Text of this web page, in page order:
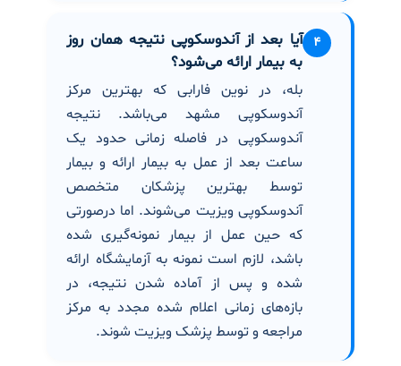
۴
آیا بعد از آندوسکوپی نتیجه همان روز
به بیمار ارائه می‌شود؟
بله، در نوین فارابی که بهترین مرکز
آندوسکوپی مشهد می‌باشد. نتیجه
آندوسکوپی در فاصله زمانی حدود یک
ساعت بعد از عمل به بیمار ارائه و بیمار
توسط بهترین پزشکان متخصص
آندوسکوپی ویزیت می‌شوند. اما درصورتی
که حین عمل از بیمار نمونه‌گیری شده
باشد، لازم است نمونه به آزمایشگاه ارائه
شده و پس از آماده شدن نتیجه، در
بازه‌های زمانی اعلام شده مجدد به مرکز
مراجعه و توسط پزشک ویزیت شوند.